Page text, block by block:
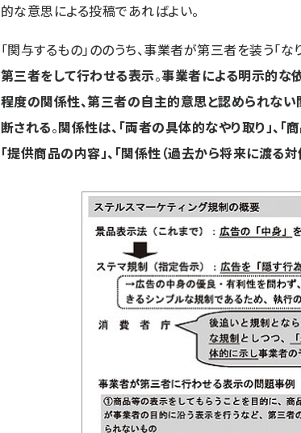
的な意思による投稿であればよい。
「関与するもの」ののうち、事業者が第三者を装う「な
第三者をして行わせる表示。事業者による明示的な
程度の関係性、第三者の自主的意思と認められない
断される。関係性は、「両者の具体的なやり取り」、「
「提供商品の内容」、「関係性（過去から将来に渡る